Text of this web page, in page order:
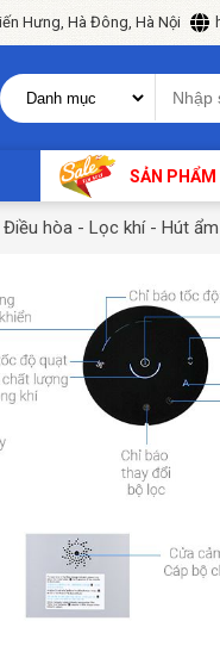
Hưng, Hà Đông, Hà Nội
SẢN PHẨM
Điều hòa - Lọc khí - Hút ẩm